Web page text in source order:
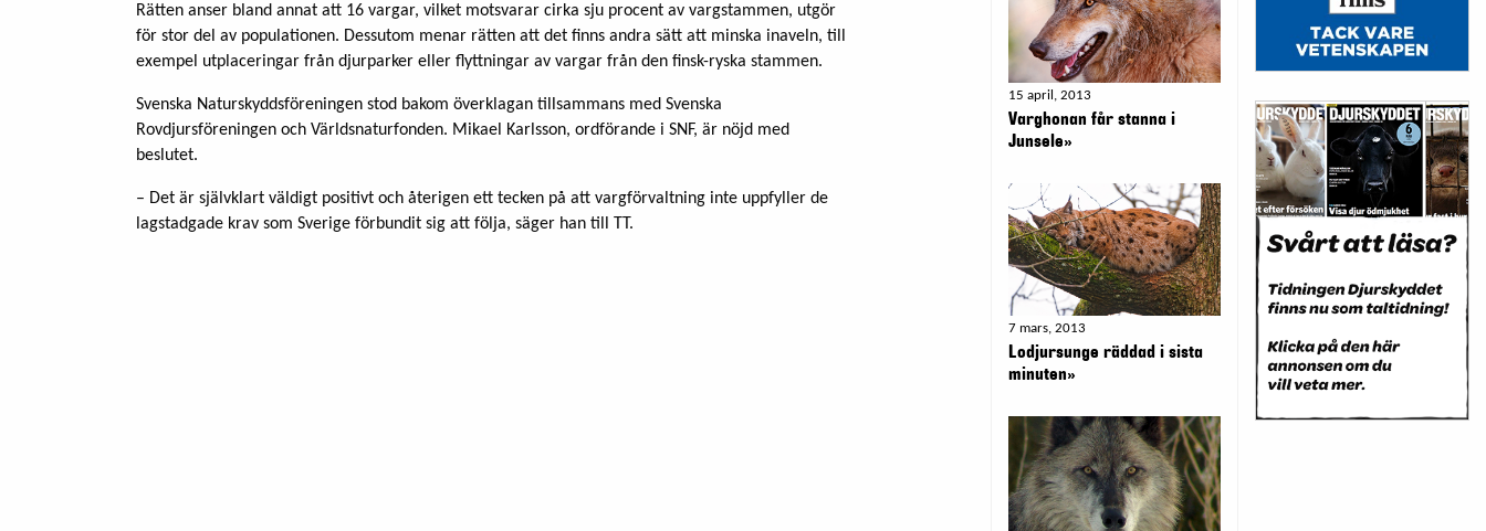
Rätten anser bland annat att 16 vargar, vilket motsvarar cirka sju procent av vargstammen, utgör
för stor del av populationen. Dessutom menar rätten att det finns andra sätt att minska inaveln, till
exempel utplaceringar från djurparker eller flyttningar av vargar från den finsk-ryska stammen.
Svenska Naturskyddsföreningen stod bakom överklagan tillsammans med Svenska
Rovdjursföreningen och Världsnaturfonden. Mikael Karlsson, ordförande i SNF, är nöjd med
beslutet.
– Det är självklart väldigt positivt och återigen ett tecken på att vargförvaltning inte uppfyller de
lagstadgade krav som Sverige förbundit sig att följa, säger han till TT.
15 april, 2013
Varghonan får stanna i
Junsele»
7 mars, 2013
Lodjursunge räddad i sista
minuten»